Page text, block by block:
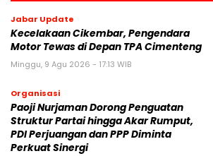
Jabar Update
Kecelakaan Cikembar, Pengendara
Motor Tewas di Depan TPA Cimenteng
Minggu, 9 Agu 2026 - 17:13 WIB
Organisasi
Paoji Nurjaman Dorong Penguatan
Struktur Partai hingga Akar Rumput,
PDI Perjuangan dan PPP Diminta
Perkuat Sinergi